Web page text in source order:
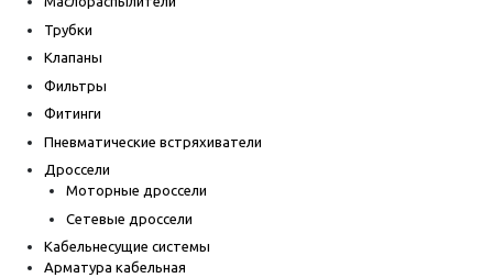
Трубки
Клапаны
Фильтры
Фитинги
Пневматические встряхиватели
Дроссели
Моторные дроссели
Сетевые дроссели
Кабельнесущие системы
Арматура кабельная